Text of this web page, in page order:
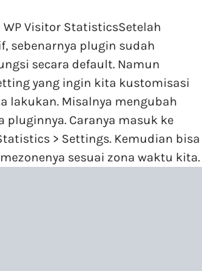
Visitor StatisticsSetelah
sebenarnya plugin sudah
secara default. Namun
yang ingin kita kustomisasi
lakukan. Misalnya mengubah
pluginnya. Caranya masuk ke
> Settings. Kemudian bisa
sesuai zona waktu kita.